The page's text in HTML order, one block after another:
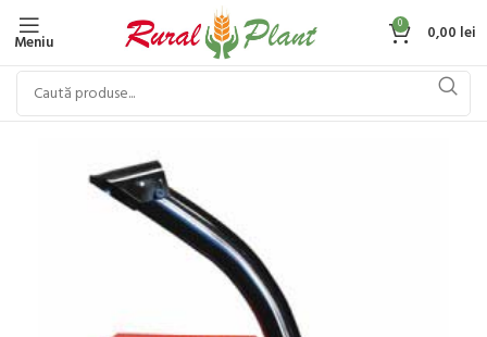
Meniu
0 0,00 lei